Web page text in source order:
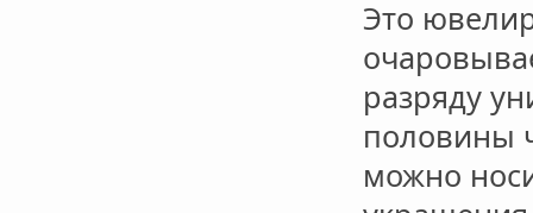
Это
разряду
половины
можно